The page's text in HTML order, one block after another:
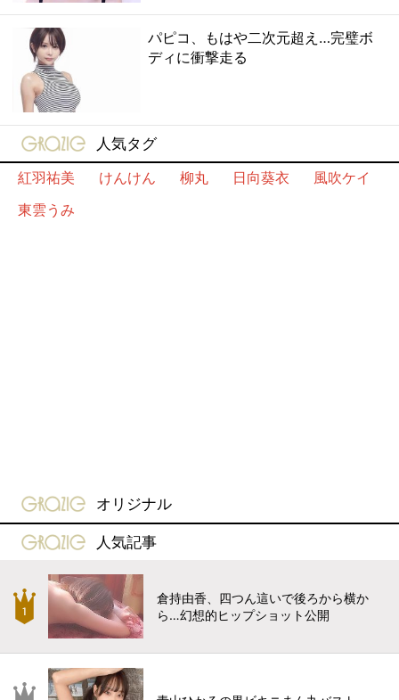
パピコ、もはや二次元超え…完璧ボ
ディに衝撃走る
gravure-grazie
人気タグ
紅羽祐美
けんけん 柳丸 日向葵衣
風吹ケイ
東雲うみ
gravure-grazie
オリジナル
gravure-grazie
人気記事
倉持由香、四つん這いで後ろから横か
ら…幻想的ヒップショット公開